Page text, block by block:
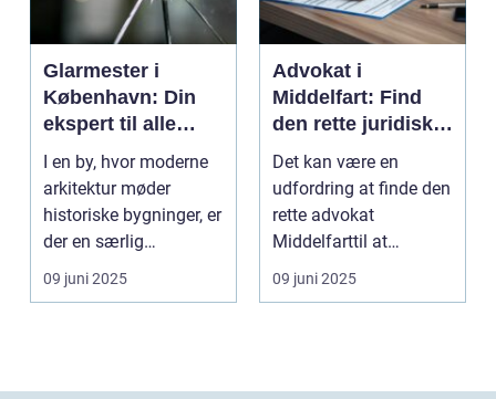
Glarmester i
København: Din
ekspert til alle
glasbehov
I en by, hvor moderne
arkitektur møder
historiske bygninger, er
der en særlig
ekspertis...
09 juni 2025
Advokat i
Middelfart: Find
den rette juridiske
rådgivning
Det kan være en
udfordring at finde den
rette advokat
Middelfarttil at
håndtere dine jur...
09 juni 2025